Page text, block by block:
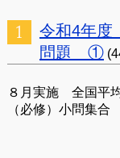
令和4年
問題 ①
８月実施 全国
（必修）小問集合